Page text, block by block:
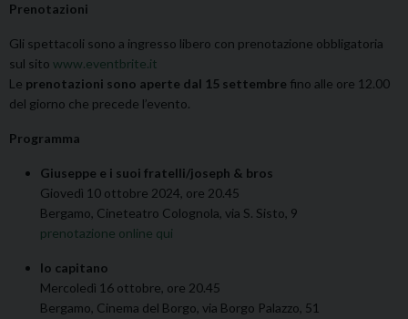
Prenotazioni
Gli spettacoli sono a ingresso libero con prenotazione obbligatoria
sul sito www.eventbrite.it
Le prenotazioni sono aperte dal 15 settembre fino alle ore 12.00
del giorno che precede l’evento.
Programma
Giuseppe e i suoi fratelli/joseph & bros
Giovedì 10 ottobre 2024, ore 20.45
Bergamo, Cineteatro Colognola, via S. Sisto, 9
prenotazione online qui
Io capitano
Mercoledì 16 ottobre, ore 20.45
Bergamo, Cinema del Borgo, via Borgo Palazzo, 51